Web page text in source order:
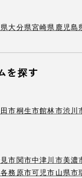
大分県宮崎県 鹿児島
を探す
市桐生市館林市渋川
市関市中津川市美濃
各務原市可児市山県市